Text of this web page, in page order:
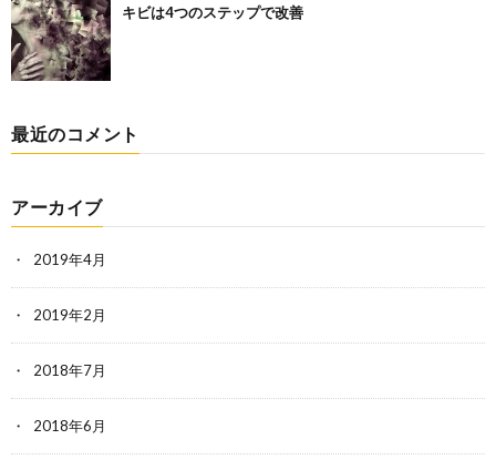
キビは4つのステップで改善
最近のコメント
アーカイブ
2019年4月
2019年2月
2018年7月
2018年6月